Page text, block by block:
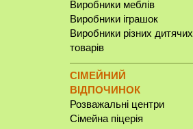
Виробники меблів
Виробники іграшок
Виробники різних дитячих
товарів
СІМЕЙНИЙ
ВІДПОЧИНОК
Розважальні центри
Сімейна піцерія